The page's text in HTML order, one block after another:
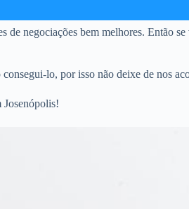
negociações bem melhores. Então
lo, por isso não deixe de nos
Josenópolis!